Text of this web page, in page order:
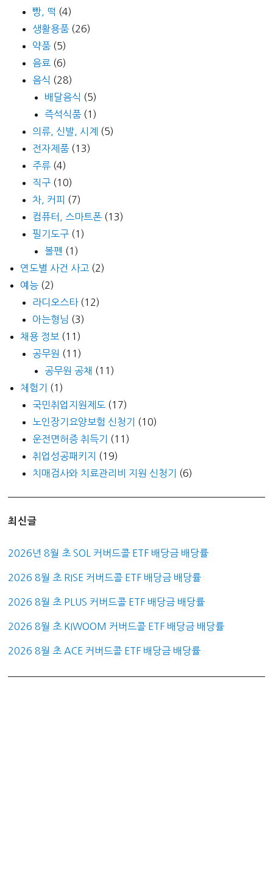
빵, 떡 (4)
생활용품 (26)
약품 (5)
음료 (6)
음식 (28)
배달음식 (5)
즉석식품 (1)
의류, 신발, 시계 (5)
전자제품 (13)
주류 (4)
직구 (10)
차, 커피 (7)
컴퓨터, 스마트폰 (13)
필기도구 (1)
볼펜 (1)
연도별 사건 사고 (2)
예능 (2)
라디오스타(12)
아는형님 (3)
채용 정보 (11)
공무원 (11)
공무원 공채 (11)
체험기
(1)
국민취업지원제도 (17)
노인장기요양보험 신청기
(10)
운전면허증 취득기
(11)
취업성공패키지
(19)
치매검사와 치료관리비 지원 신청기
(6)
최신글
2026년 8월 초 SOL 커버드콜 ETF 배당금 배당률
2026 8월 초 RISE 커버드콜 ETF 배당금 배당률
2026 8월 초 PLUS 커버드콜 ETF 배당금 배당률
2026 8월 초 KIWOOM 커버드콜 ETF 배당금 배당률
2026 8월 초 ACE 커버드콜 ETF 배당금 배당률